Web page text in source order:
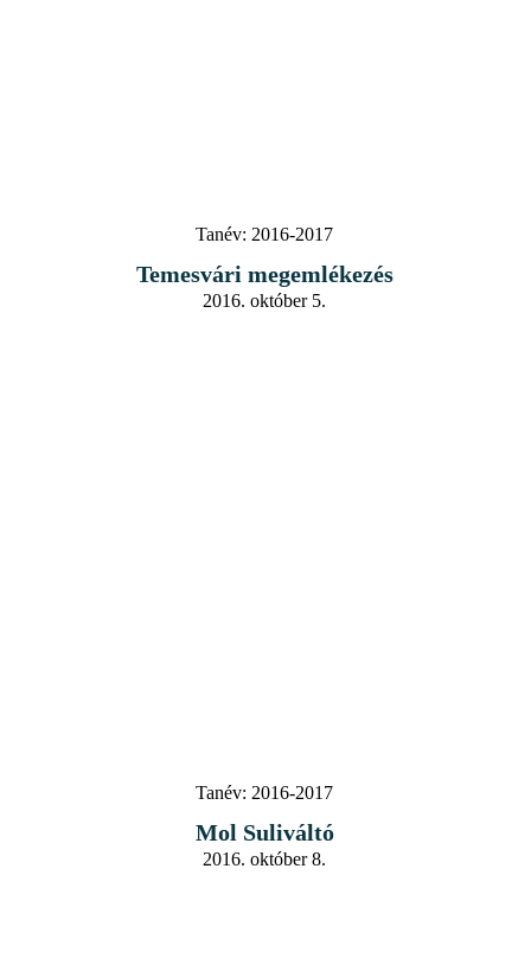
Tanév: 2016-2017
Temesvári megemlékezés
2016. október 5.
Tanév: 2016-2017
Mol Suliváltó
2016. október 8.